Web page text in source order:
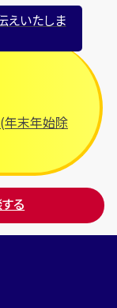
えいたしま
(年末年始除
る